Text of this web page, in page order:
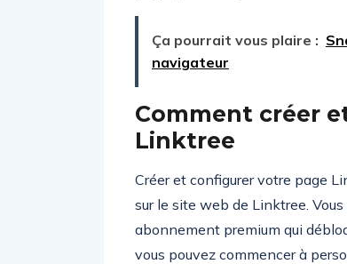
Ça pourrait vous plaire :
navigateur
Comment créer
Linktree
Créer et configurer votre page
sur le site web de Linktree.
abonnement premium qui
vous pouvez commencer à